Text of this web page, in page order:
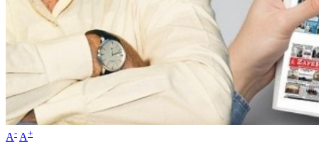
A- A+